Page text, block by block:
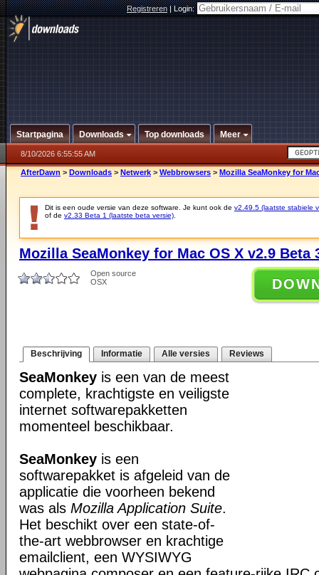
Registreren|Login:
Startpagina Downloads Top downloads Meer
8/10/2026 6:55:55 AM
AfterDawn > Downloads > Netwerk > Webbrowsers > Mozilla SeaMonkey for
Dit is een oude versie van deze software. Je kunt ook de v2.49.5 (laatste stabiele
of de v2.33 Beta 1 (laatste beta versie)
Mozilla SeaMonkey for Mac OS X v2.9 Beta
Open source
OSX
Beschrijving Informatie Alle versies Reviews
SeaMonkey is een van de meest
complete, krachtigste en veiligste
internet softwarepakketten
momenteel beschikbaar.
SeaMonkey is een
softwarepakket is afgeleid van de
applicatie die voorheen bekend
was als Mozilla Application Suite.
Het beschikt over een state-of-
the-art webbrowser en krachtige
emailclient, een WYSIWYG